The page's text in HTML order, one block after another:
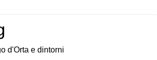
d'Orta e dintorni